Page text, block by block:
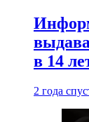
в 14
2 года